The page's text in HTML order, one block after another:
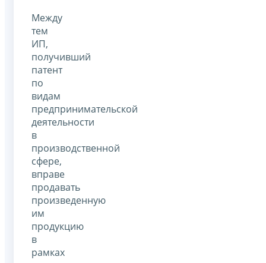
Между
тем
ИП,
получивший
патент
по
видам
предпринимательской
деятельности
в
производственной
сфере,
вправе
продавать
произведенную
им
продукцию
в
рамках